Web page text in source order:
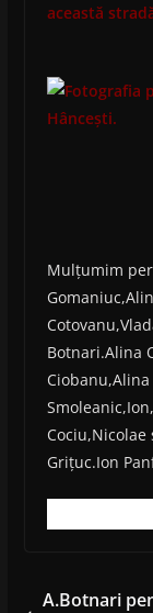
această
Mulțumim
Botnari.Alina
Cociu,Nicolae
Grițuc.Ion
A.Botnari